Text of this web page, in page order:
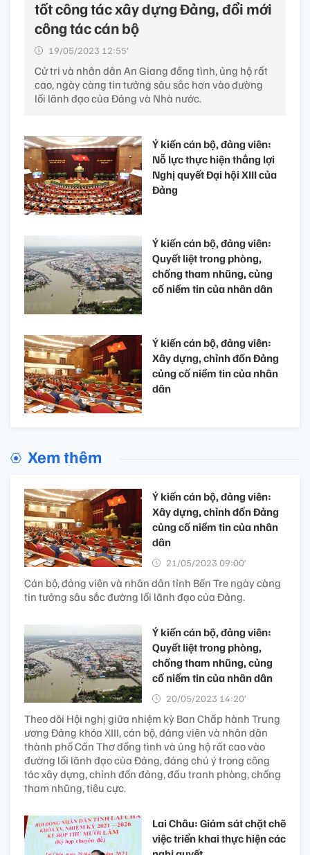
tốt công tác xây dựng Đảng, đổi mới
công tác cán bộ
19/05/2023 12:55’
Cử tri và nhân dân An Giang đồng tình, ủng hộ rất
cao, ngày càng tin tưởng sâu sắc hơn vào đường
lối lãnh đạo của Đảng và Nhà nước.
Ý kiến cán bộ, đảng viên:
Nỗ lực thực hiện thắng lợi
Nghị quyết Đại hội XIII của
Đảng
Ý kiến cán bộ, đảng viên:
Quyết liệt trong phòng,
chống tham nhũng, củng
cố niềm tin của nhân dân
Ý kiến cán bộ, đảng viên:
Xây dựng, chỉnh đốn Đảng
củng cố niềm tin của nhân
dân
Xem thêm
Ý kiến cán bộ, đảng viên:
Xây dựng, chỉnh đốn Đảng
củng cố niềm tin của nhân
dân
21/05/2023 09:00’
Cán bộ, đảng viên và nhân dân tỉnh Bến Tre ngày càng
tin tưởng sâu sắc đường lối lãnh đạo của Đảng.
Ý kiến cán bộ, đảng viên:
Quyết liệt trong phòng,
chống tham nhũng, củng
cố niềm tin của nhân dân
20/05/2023 14:20’
Theo dõi Hội nghị giữa nhiệm kỳ Ban Chấp hành Trung
ương Đảng khóa XIII, cán bộ, đảng viên và nhân dân
thành phố Cần Thơ đồng tình và ủng hộ rất cao vào
đường lối lãnh đạo của Đảng, đáng chú ý trong công
tác xây dựng, chỉnh đốn đảng, đấu tranh phòng, chống
tham nhũng, tiêu cực.
Lai Châu: Giám sát chặt chẽ
việc triển khai thực hiện các